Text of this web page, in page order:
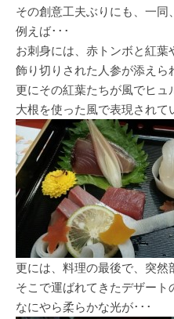
その創意工夫ぶりにも、一同
例えば･･･
お刺身には、赤トンボと紅葉
飾り切りされた人参が添えら
更にその紅葉たちが風でヒュ
大根を使った風で表現されて
更には、料理の最後で、突然
そこで運ばれてきたデザート
なにやら柔らかな光が･･･